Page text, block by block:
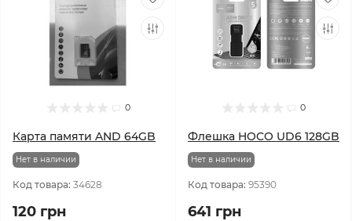
0
Карта памяти AND 64GB
Нет в наличии
Код товара: 34628
120 грн
0
Флешка HOCO UD6 128GB
Нет в наличии
Код товара: 95390
641 грн